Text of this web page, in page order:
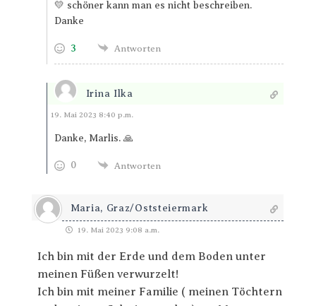
💛 schöner kann man es nicht beschreiben.
Danke
3 Antworten
Irina Ilka
Antworten
19. Mai 2023 8:40 p.m.
Danke, Marlis. 🙏
0 Antworten
Maria, Graz/Oststeiermark
19. Mai 2023 9:08 a.m.
Ich bin mit der Erde und dem Boden unter
meinen Füßen verwurzelt!
Ich bin mit meiner Familie ( meinen Töchtern